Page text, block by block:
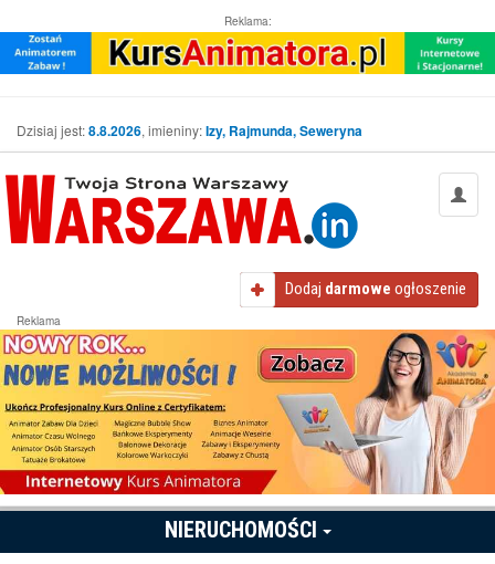
Reklama:
Dzisiaj jest:8.8.2026, imieniny:Izy, Rajmunda, Seweryna
Dodaj darmowe ogłoszenie
Reklama
NIERUCHOMOŚCI